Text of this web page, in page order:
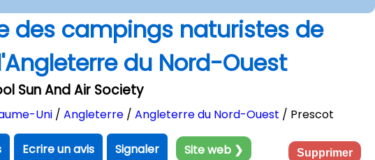
des campings naturistes de
du Nord-Ouest
Sun And Air Society
Uni / Angleterre / Angleterre du Nord-Ouest / Prescot
Ecrire un avis Signaler Site web ❯ Supprimer